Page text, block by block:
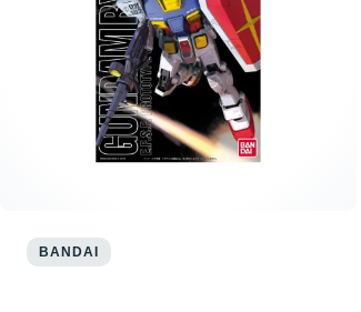
BANDAI